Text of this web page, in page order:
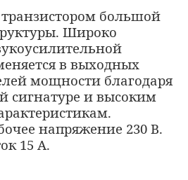
большой
Широко
в выходных
мощности благодаря
сигнатуре и высоким
напряжение 230 В.
15 А.